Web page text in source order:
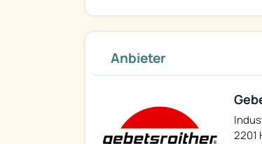
Anbieter
2201